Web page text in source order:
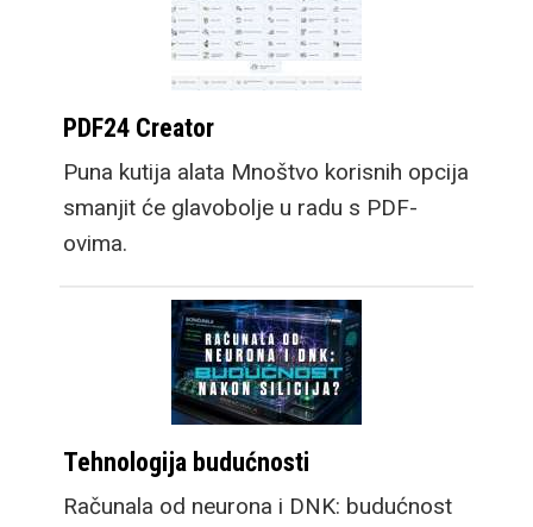
PDF24 Creator
Puna kutija alata Mnoštvo korisnih opcija
smanjit će glavobolje u radu s PDF-
ovima.
Tehnologija budućnosti
Računala od neurona i DNK: budućnost